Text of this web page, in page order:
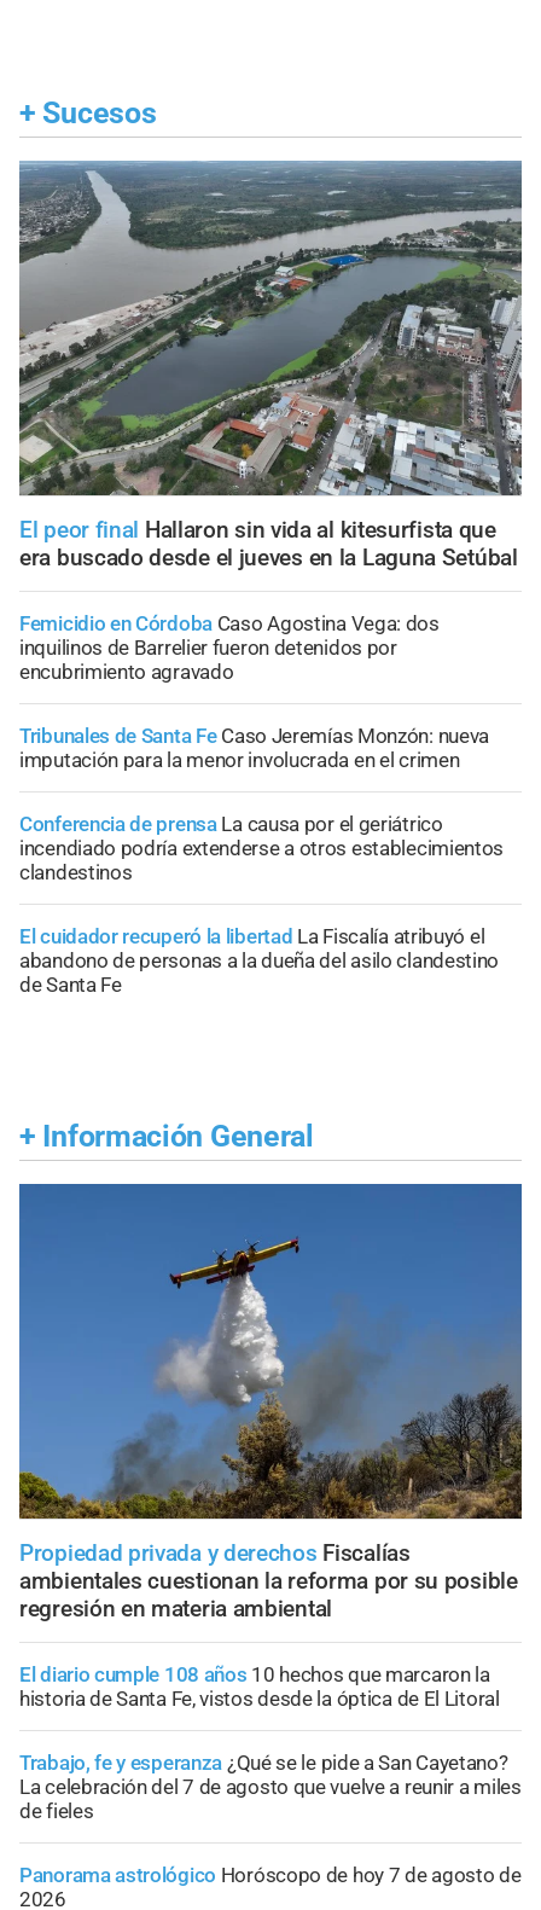
+ Sucesos
El peor final Hallaron sin vida al kitesurfista que
era buscado desde el jueves en la Laguna Setúbal
Femicidio en Córdoba Caso Agostina Vega: dos
inquilinos de Barrelier fueron detenidos por
encubrimiento agravado
Tribunales de Santa Fe Caso Jeremías Monzón: nueva
imputación para la menor involucrada en el crimen
Conferencia de prensa La causa por el geriátrico
incendiado podría extenderse a otros establecimientos
clandestinos
El cuidador recuperó la libertad La Fiscalía atribuyó el
abandono de personas a la dueña del asilo clandestino
de Santa Fe
+ Información General
Propiedad privada y derechos Fiscalías
ambientales cuestionan la reforma por su posible
regresión en materia ambiental
El diario cumple 108 años 10 hechos que marcaron la
historia de Santa Fe, vistos desde la óptica de El Litoral
Trabajo, fe y esperanza ¿Qué se le pide a San Cayetano?
La celebración del 7 de agosto que vuelve a reunir a miles
de fieles
Panorama astrológico Horóscopo de hoy 7 de agosto de
2026